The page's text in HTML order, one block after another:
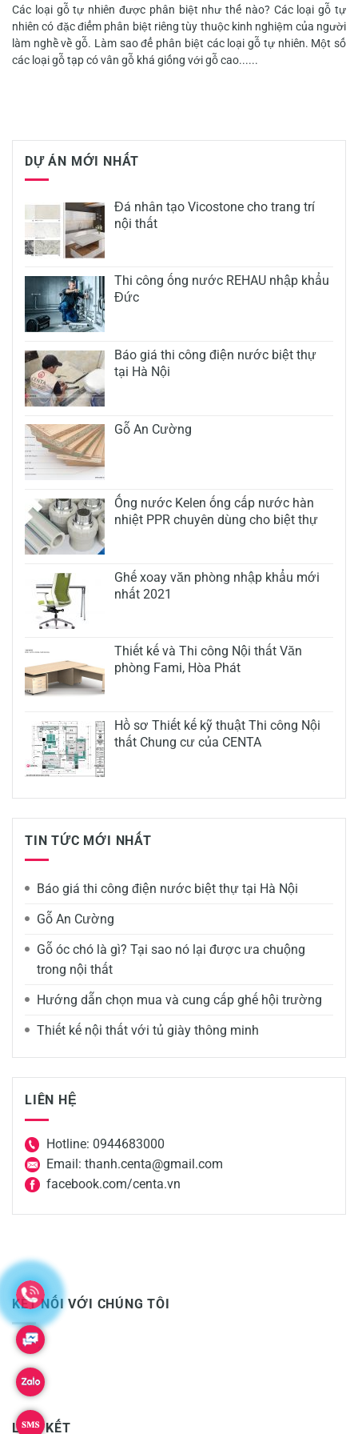
Các loại gỗ tự nhiên được phân biệt như thế nào? Các loại gỗ tự
nhiên có đặc điểm phân biệt riêng tùy thuộc kinh nghiệm của người
làm nghề về gỗ. Làm sao để phân biệt các loại gỗ tự nhiên. Một số
các loại gỗ tạp có vân gỗ khá giống với gỗ cao......
DỰ ÁN MỚI NHẤT
Đá nhân tạo Vicostone cho trang trí
nội thất
Thi công ống nước REHAU nhập khẩu
Đức
Báo giá thi công điện nước biệt thự
tại Hà Nội
Gỗ An Cường
Ống nước Kelen ống cấp nước hàn
nhiệt PPR chuyên dùng cho biệt thự
Ghế xoay văn phòng nhập khẩu mới
nhất 2021
Thiết kế và Thi công Nội thất Văn
phòng Fami, Hòa Phát
Hồ sơ Thiết kế kỹ thuật Thi công Nội
thất Chung cư của CENTA
TIN TỨC MỚI NHẤT
Báo giá thi công điện nước biệt thự tại Hà Nội
Gỗ An Cường
Gỗ óc chó là gì? Tại sao nó lại được ưa chuộng
trong nội thất
Hướng dẫn chọn mua và cung cấp ghế hội trường
Thiết kế nội thất với tủ giày thông minh
LIÊN HỆ
Hotline: 0944683000
Email: thanh.centa@gmail.com
facebook.com/centa.vn
KẾT NỐI VỚI CHÚNG TÔI
LIÊN KẾT